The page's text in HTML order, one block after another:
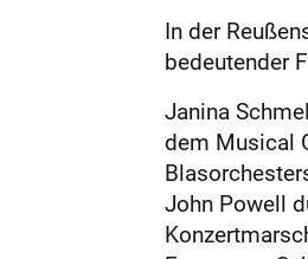
In der
bedeutender
Janina
dem Musical
John Powell